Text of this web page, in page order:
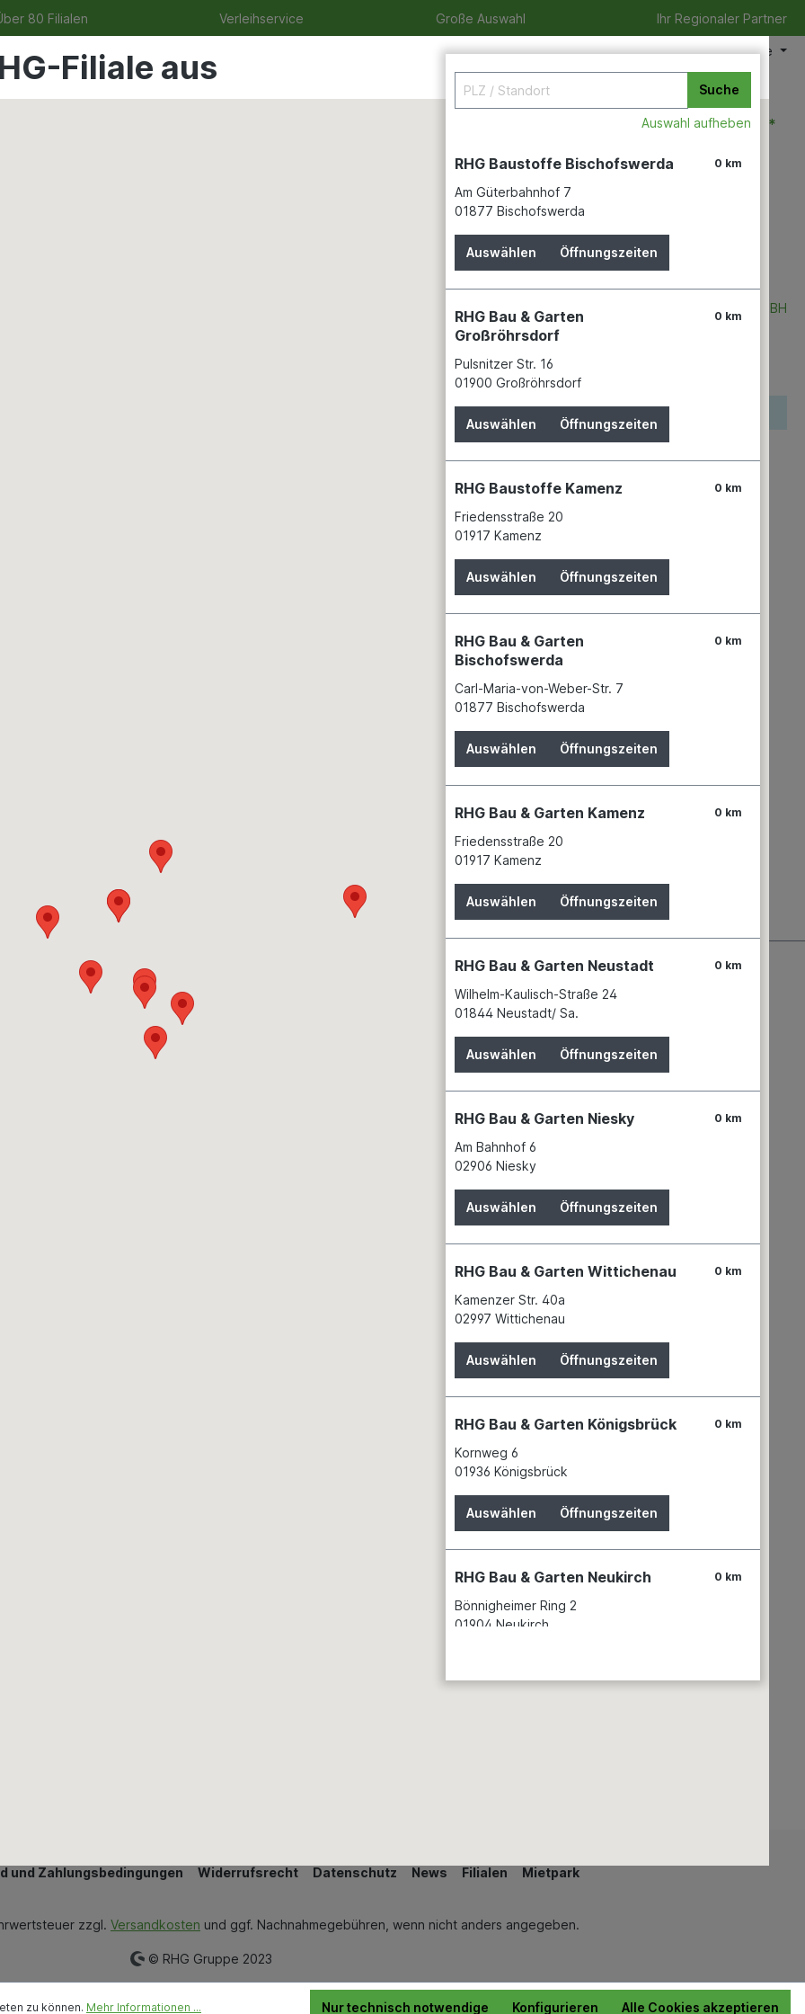
80 Filialen Verleihservice Große Auswahl Ihr Regionaler Partner
Meine Filiale
0,00 €*
Verleihservice Karriere
500W silb/schw SUNTEC WELLNESS GMBH
Derzeit in keiner Filiale verfügbar
01923436
Daimlerstraße 5d
76185 Karlsruhe
+49 721 9728-0
Protect 500W silb/schw "
Wissenswertes
Partner
Service
Hinweis zur Elektroaltgeräteentsorgung
Unsere Marken
Garten & Landschaftsbau
Erden
Rasenmäher
Regenwassernutzung
Teiche & Springbrunnen
und Zahlungsbedingungen Widerrufsrecht Datenschutz News Filialen Mietpark
zzgl. Versandkosten und ggf. Nachnahmegebühren, wenn nicht anders angegeben.
© RHG Gruppe 2023
zu können. Mehr Informationen ... Nur technisch notwendige Konfigurieren Alle Cookies akzeptieren
Filiale aus
Suche
Auswahl aufheben
0 km
RHG Baustoffe Bischofswerda
Am Güterbahnhof 7
01877 Bischofswerda
Auswählen Öffnungszeiten
0 km
RHG Bau & Garten
Großröhrsdorf
Pulsnitzer Str. 16
01900 Großröhrsdorf
Auswählen Öffnungszeiten
0 km
RHG Baustoffe Kamenz
Friedensstraße 20
01917 Kamenz
Auswählen Öffnungszeiten
0 km
RHG Bau & Garten
Bischofswerda
Carl-Maria-von-Weber-Str. 7
01877 Bischofswerda
Auswählen Öffnungszeiten
0 km
RHG Bau & Garten Kamenz
Friedensstraße 20
01917 Kamenz
Auswählen Öffnungszeiten
0 km
RHG Bau & Garten Neustadt
Wilhelm-Kaulisch-Straße 24
01844 Neustadt/ Sa.
Auswählen Öffnungszeiten
0 km
RHG Bau & Garten Niesky
Am Bahnhof 6
02906 Niesky
Auswählen Öffnungszeiten
0 km
RHG Bau & Garten Wittichenau
Kamenzer Str. 40a
02997 Wittichenau
Auswählen Öffnungszeiten
0 km
RHG Bau & Garten Königsbrück
Kornweg 6
01936 Königsbrück
Auswählen Öffnungszeiten
0 km
RHG Bau & Garten Neukirch
Bönnigheimer Ring 2
01904 Neukirch